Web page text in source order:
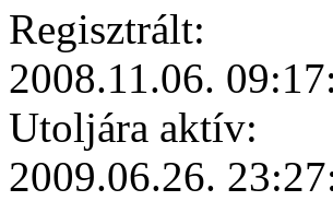
Regisztrált:
2008.11.06.
Utoljára aktív:
2009.06.26.